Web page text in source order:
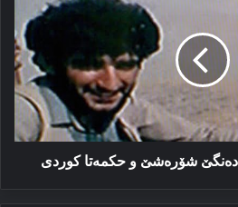
دەنگێ شۆرەشێ و حكمەتا كوردی